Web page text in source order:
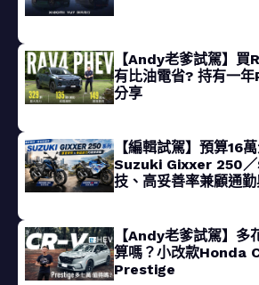
【Andy老爹試駕】買
有比油電省? 持有一
分享
【編輯試駕】預算16
Suzuki Gixxer 250／
技、高妥善率兼顧通
【Andy老爹試駕】多
算嗎？小改款Honda
Prestige